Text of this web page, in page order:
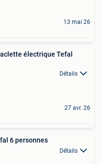
13 mai 26
électrique Tefal
Détails
27 avr. 26
6 personnes
Détails